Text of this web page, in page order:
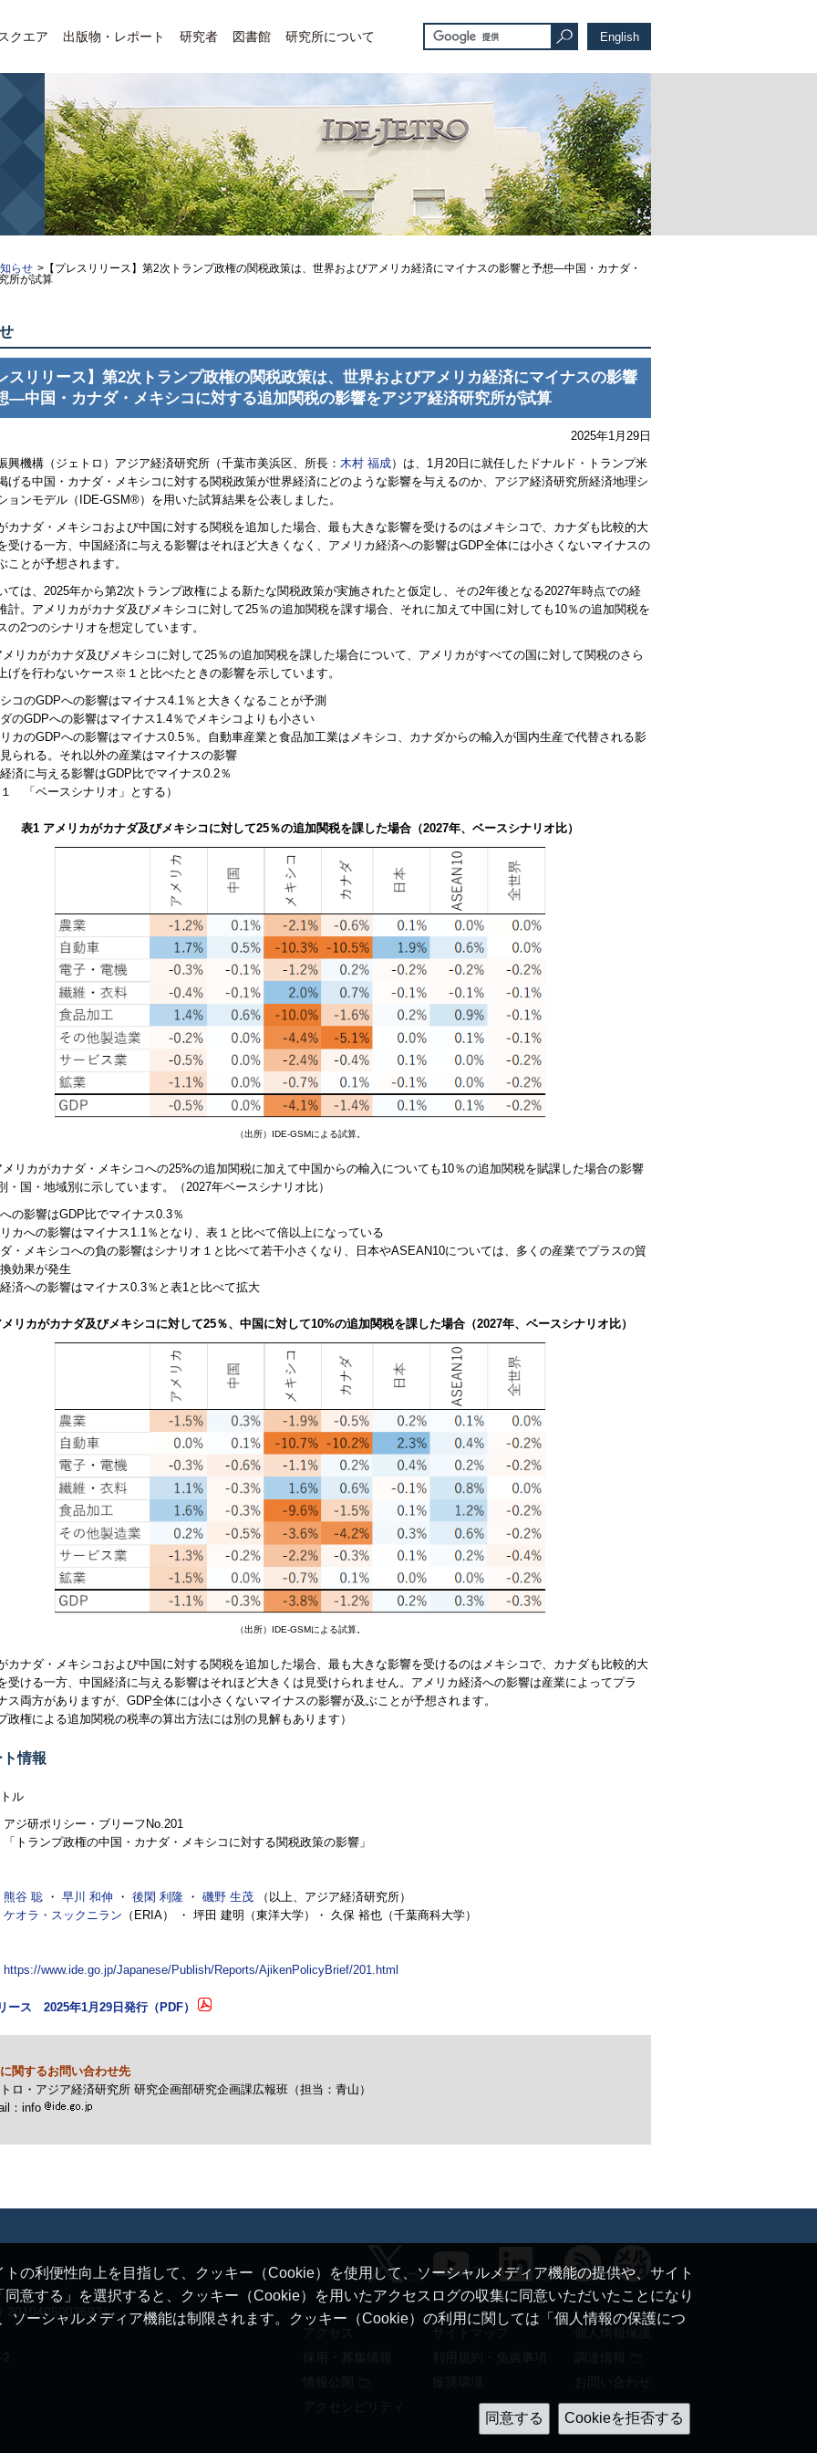
クエア 出版物・レポート 研究者 図書館 研究所について English
らせ >【プレスリリース】第2次トランプ政権の関税政策は、世界およびアメリカ経済にマイナスの影響と予想―中国・カナダ・
所が試算
スリリース】第2次トランプ政権の関税政策は、世界およびアメリカ経済にマイナスの影響
―中国・カナダ・メキシコに対する追加関税の影響をアジア経済研究所が試算
2025年1月29日
興機構（ジェトロ）アジア経済研究所（千葉市美浜区、所長： 木村 福成）は、1月20日に就任したドナルド・トランプ米
げる中国・カナダ・メキシコに対する関税政策が世界経済にどのような影響を与えるのか、アジア経済研究所経済地理シ
ョンモデル（ IDE-GSM®）を用いた試算結果を公表しました。
カナダ・メキシコおよび中国に対する関税を追加した場合、最も大きな影響を受けるのはメキシコで、カナダも比較的大
受ける一方、中国経済に与える影響はそれほど大きくなく、アメリカ経済への影響はGDP全体には小さくないマイナスの
ことが予想されます。
ては、2025年から第2次トランプ政権による新たな関税政策が実施されたと仮定し、その2年後となる2027年時点での経
計。アメリカがカナダ及びメキシコに対して25％の追加関税を課す場合、それに加えて中国に対しても10％の追加関税を
の2つのシナリオを想定しています。
リカがカナダ及びメキシコに対して25％の追加関税を課した場合について、アメリカがすべての国に対して関税のさら
げを行わないケース※１と比べたときの影響を示しています。
コのGDPへの影響はマイナス4.1％と大きくなることが予測
のGDPへの影響はマイナス1.4％でメキシコよりも小さい
カのGDPへの影響はマイナス0.5％。自動車産業と食品加工業はメキシコ、カナダからの輸入が国内生産で代替される影
られる。それ以外の産業はマイナスの影響
済に与える影響はGDP 比でマイナス0.2％
「ベースシナリオ」とする）
表1 アメリカがカナダ及びメキシコに対して25％の追加関税を課した場合（2027年、ベースシナリオ比）
（出所） IDE-GSMによる試算。
リカがカナダ・メキシコへの25%の追加関税に加えて中国からの輸入についても10％の追加関税を賦課した場合の影響
・国・地域別に示しています。（2027年ベースシナリオ比）
の影響はGDP 比でマイナス0.3％
カへの影響はマイナス1.1％となり、表１と比べて倍以上になっている
・メキシコへの負の影響はシナリオ１と比べて若干小さくなり、日本やASEAN10については、多くの産業でプラスの貿
効果が発生
済への影響はマイナス0.3％と表1と比べて拡大
リカがカナダ及びメキシコに対して25％、中国に対して10%の追加関税を課した場合（2027年、ベースシナリオ比）
（出所） IDE-GSMによる試算。
カナダ・メキシコおよび中国に対する関税を追加した場合、最も大きな影響を受けるのはメキシコで、カナダも比較的大
受ける一方、中国経済に与える影響はそれほど大きくは見受けられません。アメリカ経済への影響は産業によってプラ
ス両方がありますが、 GDP全体には小さくないマイナスの影響が及ぶことが予想されます。
政権による追加関税の税率の算出方法には別の見解もあります）
情報
ル
アジ研ポリシー・ブリーフ No.201
「トランプ政権の中国・カナダ・メキシコに対する関税政策の影響」
熊谷 聡 ・ 早川 和伸 ・ 後閑 利隆 ・ 磯野 生茂 （以上、アジア経済研究所）
ケオラ・スックニラン （ ERIA） ・ 坪田 建明（東洋大学）・ 久保 裕也（千葉商科大学）
https://www.ide.go.jp/Japanese/Publish/Reports/AjikenPolicyBrief/201.html
ース 2025年1月29日発行（ PDF）
関するお問い合わせ先
ロ・アジア経済研究所 研究企画部研究企画課広報班（担当：青山）
：info
2010405003693）
の利便性向上を目指して、クッキー（Cookie）を使用して、ソーシャルメディア機能の提供や、サイト
意する」を選択すると、クッキー（Cookie）を用いたアクセスログの収集に同意いただいたことになり
ソーシャルメディア機能は制限されます。クッキー（Cookie）の利用に関しては「個人情報の保護につ